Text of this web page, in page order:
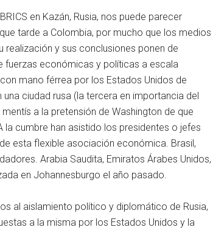
en Kazán, Rusia, nos puede parecer
tarde a Colombia, por mucho que los medios
realización y sus conclusiones ponen de
fuerzas económicas y políticas a escala
mano férrea por los Estados Unidos de
ciudad rusa (la tercera en importancia del
a la pretensión de Washington de que
la cumbre han asistido los presidentes o jefes
esta flexible asociación económica. Brasil,
Arabia Saudita, Emiratos Árabes Unidos,
en Johannesburgo el año pasado.
al aislamiento político y diplomático de Rusia,
a la misma por los Estados Unidos y la